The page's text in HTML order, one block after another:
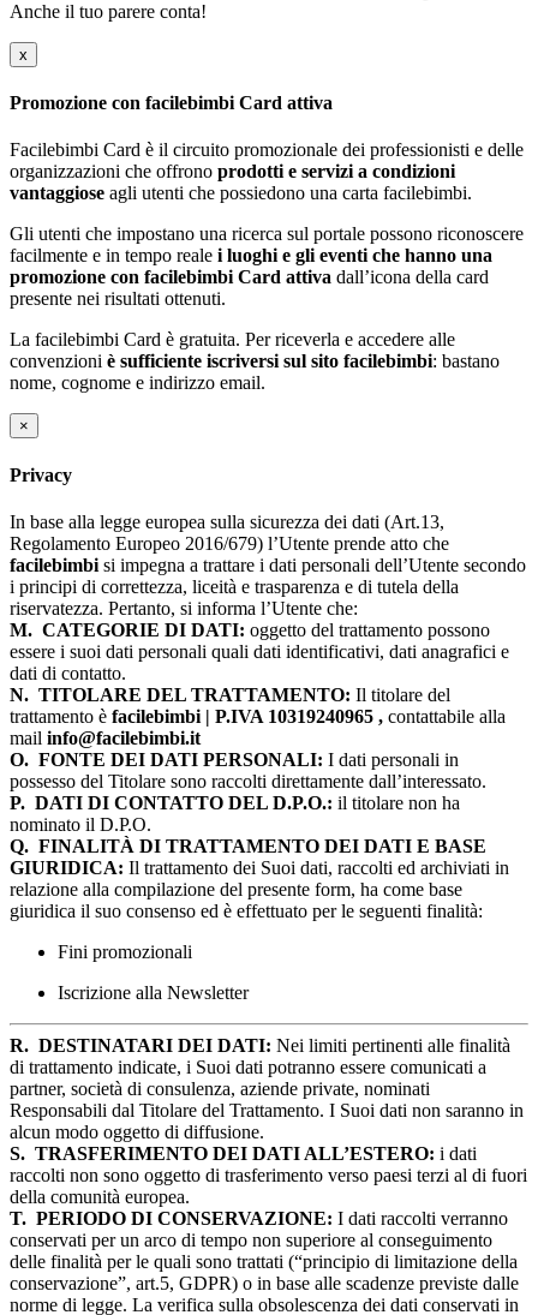
Anche il tuo parere conta!
x
Promozione con facilebimbi Card attiva
Facilebimbi Card è il circuito promozionale dei professionisti e delle
organizzazioni che offrono prodotti e servizi a condizioni
vantaggiose agli utenti che possiedono una carta facilebimbi.
Gli utenti che impostano una ricerca sul portale possono riconoscere
facilmente e in tempo reale i luoghi e gli eventi che hanno una
promozione con facilebimbi Card attiva dall’icona della card
presente nei risultati ottenuti.
La facilebimbi Card è gratuita. Per riceverla e accedere alle
convenzioni è sufficiente iscriversi sul sito facilebimbi: bastano
nome, cognome e indirizzo email.
×
Privacy
In base alla legge europea sulla sicurezza dei dati (Art.13,
Regolamento Europeo 2016/679) l’Utente prende atto che
facilebimbi si impegna a trattare i dati personali dell’Utente secondo
i principi di correttezza, liceità e trasparenza e di tutela della
riservatezza. Pertanto, si informa l’Utente che:
M. CATEGORIE DI DATI: oggetto del trattamento possono
essere i suoi dati personali quali dati identificativi, dati anagrafici e
dati di contatto.
N. TITOLARE DEL TRATTAMENTO: Il titolare del
trattamento è facilebimbi | P.IVA 10319240965 , contattabile alla
mail info@facilebimbi.it
O. FONTE DEI DATI PERSONALI: I dati personali in
possesso del Titolare sono raccolti direttamente dall’interessato.
P. DATI DI CONTATTO DEL D.P.O.: il titolare non ha
nominato il D.P.O.
Q. FINALITÀ DI TRATTAMENTO DEI DATI E BASE
GIURIDICA: Il trattamento dei Suoi dati, raccolti ed archiviati in
relazione alla compilazione del presente form, ha come base
giuridica il suo consenso ed è effettuato per le seguenti finalità:
Fini promozionali
Iscrizione alla Newsletter
R. DESTINATARI DEI DATI: Nei limiti pertinenti alle finalità
di trattamento indicate, i Suoi dati potranno essere comunicati a
partner, società di consulenza, aziende private, nominati
Responsabili dal Titolare del Trattamento. I Suoi dati non saranno in
alcun modo oggetto di diffusione.
S. TRASFERIMENTO DEI DATI ALL’ESTERO: i dati
raccolti non sono oggetto di trasferimento verso paesi terzi al di fuori
della comunità europea.
T. PERIODO DI CONSERVAZIONE: I dati raccolti verranno
conservati per un arco di tempo non superiore al conseguimento
delle finalità per le quali sono trattati (“principio di limitazione della
conservazione”, art.5, GDPR) o in base alle scadenze previste dalle
norme di legge. La verifica sulla obsolescenza dei dati conservati in